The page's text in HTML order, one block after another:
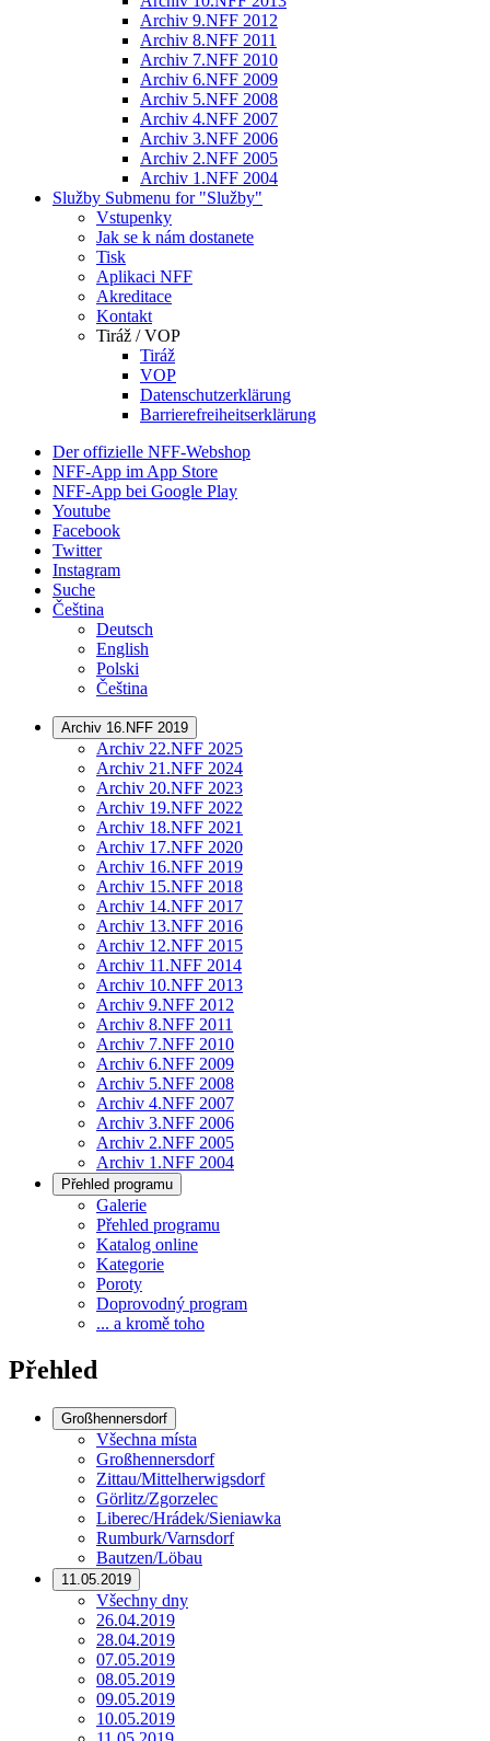
Archiv 9.NFF 2012
Archiv 8.NFF 2011
Archiv 7.NFF 2010
Archiv 6.NFF 2009
Archiv 5.NFF 2008
Archiv 4.NFF 2007
Archiv 3.NFF 2006
Archiv 2.NFF 2005
Archiv 1.NFF 2004
Služby Submenu for "Služby"
Vstupenky
Jak se k nám dostanete
Tisk
Aplikaci NFF
Akreditace
Kontakt
Tiráž / VOP
Tiráž
VOP
Datenschutzerklärung
Barrierefreiheitserklärung
Der offizielle NFF-Webshop
NFF-App im App Store
NFF-App bei Google Play
Youtube
Facebook
Twitter
Instagram
Suche
Čeština
Deutsch
English
Polski
Čeština
Archiv 16.NFF 2019
Archiv 22.NFF 2025
Archiv 21.NFF 2024
Archiv 20.NFF 2023
Archiv 19.NFF 2022
Archiv 18.NFF 2021
Archiv 17.NFF 2020
Archiv 16.NFF 2019
Archiv 15.NFF 2018
Archiv 14.NFF 2017
Archiv 13.NFF 2016
Archiv 12.NFF 2015
Archiv 11.NFF 2014
Archiv 10.NFF 2013
Archiv 9.NFF 2012
Archiv 8.NFF 2011
Archiv 7.NFF 2010
Archiv 6.NFF 2009
Archiv 5.NFF 2008
Archiv 4.NFF 2007
Archiv 3.NFF 2006
Archiv 2.NFF 2005
Archiv 1.NFF 2004
Přehled programu
Galerie
Přehled programu
Katalog online
Kategorie
Poroty
Doprovodný program
... a kromě toho
Přehled
Großhennersdorf
Všechna místa
Großhennersdorf
Zittau/Mittelherwigsdorf
Görlitz/Zgorzelec
Liberec/Hrádek/Sieniawka
Rumburk/Varnsdorf
Bautzen/Löbau
11.05.2019
Všechny dny
26.04.2019
28.04.2019
07.05.2019
08.05.2019
09.05.2019
10.05.2019